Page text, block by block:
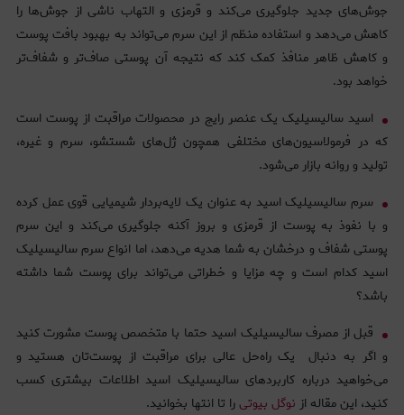
جوش‌های جدید جلوگیری می‌کند و قرمزی و التهاب ناشی از جوش‌ها را
کاهش می‌دهد و استفاده منظم از این سرم می‌تواند به بهبود بافت پوست
و کاهش ظاهر منافذ کمک کند که نتیجه آن پوستی صاف‌تر و شفاف‌تر
خواهد بود.
اسید سالیسیلیک یک عنصر رایج در محصولات مراقبت از پوست است
که در فرمولاسیون‌های مختلفی همچون ژل‌های شستشو، سرم و غیره،
تولید و روانه بازار می‌شود.
سرم سالیسیلیک اسید به عنوان یک لایه‌بردار شیمیایی قوی عمل کرده
و با نفوذ به پوست از قرمزی و بروز آکنه جلوگیری می‌کند و این سرم
پوستی شفاف و درخشان به شما هدیه می‌دهد، اما انواع سرم سالیسیلیک
اسید کدام است و چه مزایا و خطراتی می‌تواند برای پوست شما داشته
باشد؟
قبل از مصرف سالیسیلیک اسید حتما با متخصص پوست مشورت کنید
و اگر به دنبال یک راه‌حل عالی برای مراقبت از پوست‌تان هستید و
می‌خواهید درباره کاربردهای سالیسیلیک اسید اطلاعات بیشتری کسب
کنید، این مقاله از نوگل بیوتیرا تا انتها بخوانید.